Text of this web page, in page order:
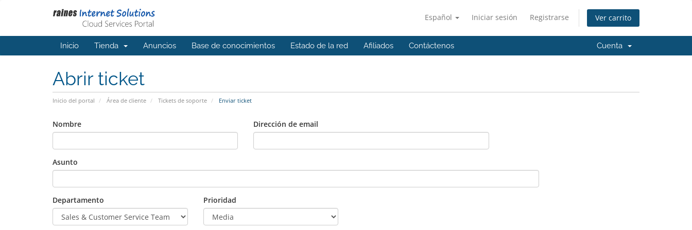
Español Iniciar sesión Registrarse Ver carrito
Inicio Tienda Anuncios Base de conocimientos Estado de la red Afiliados Contáctenos Cuenta
Abrir ticket
Inicio del portal Área de cliente Tickets de soporte Enviar ticket
Nombre Dirección de email
Asunto
Departamento Prioridad